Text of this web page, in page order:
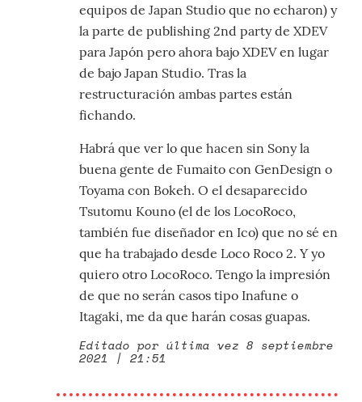
equipos de Japan Studio que no echaron) y
la parte de publishing 2nd party de XDEV
para Japón pero ahora bajo XDEV en lugar
de bajo Japan Studio. Tras la
restructuración ambas partes están
fichando.
Habrá que ver lo que hacen sin Sony la
buena gente de Fumaito con GenDesign o
Toyama con Bokeh. O el desaparecido
Tsutomu Kouno (el de los LocoRoco,
también fue diseñador en Ico) que no sé en
que ha trabajado desde Loco Roco 2. Y yo
quiero otro LocoRoco. Tengo la impresión
de que no serán casos tipo Inafune o
Itagaki, me da que harán cosas guapas.
Editado por última vez 8 septiembre
2021 | 21:51